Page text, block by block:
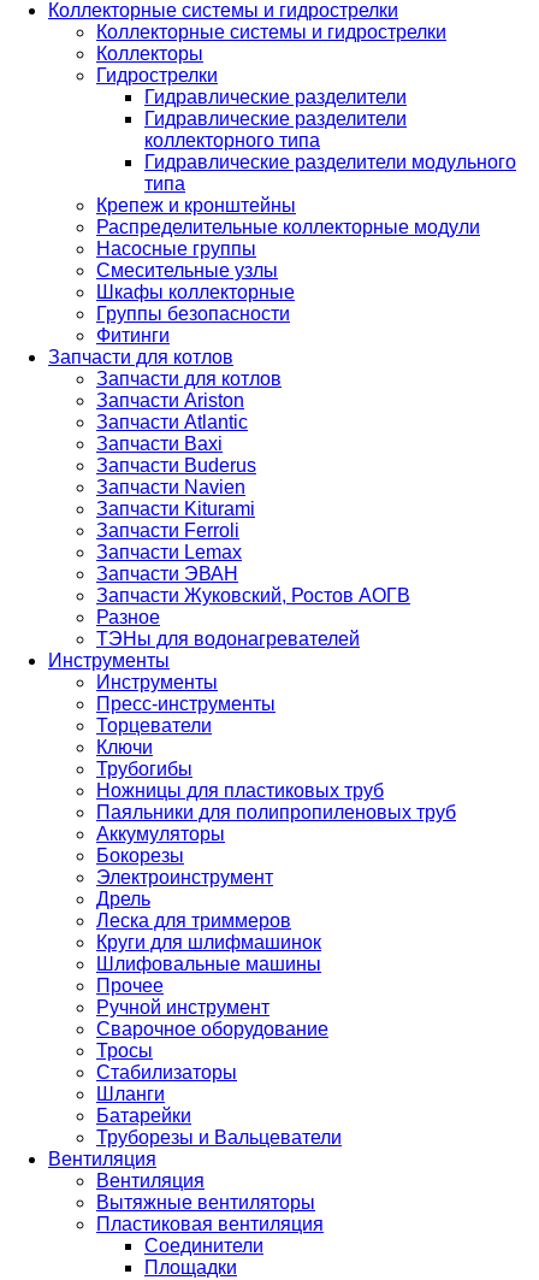
Коллекторные системы и гидрострелки
Коллекторные системы и гидрострелки
Коллекторы
Гидрострелки
Гидравлические разделители
Гидравлические разделители
коллекторного типа
Гидравлические разделители модульного
типа
Крепеж и кронштейны
Распределительные коллекторные модули
Насосные группы
Смесительные узлы
Шкафы коллекторные
Группы безопасности
Фитинги
Запчасти для котлов
Запчасти для котлов
Запчасти Ariston
Запчасти Atlantic
Запчасти Baxi
Запчасти Buderus
Запчасти Navien
Запчасти Kiturami
Запчасти Ferroli
Запчасти Lemax
Запчасти ЭВАН
Запчасти Жуковский, Ростов АОГВ
Разное
ТЭНы для водонагревателей
Инструменты
Инструменты
Пресс-инструменты
Торцеватели
Ключи
Трубогибы
Ножницы для пластиковых труб
Паяльники для полипропиленовых труб
Аккумуляторы
Бокорезы
Электроинструмент
Дрель
Леска для триммеров
Круги для шлифмашинок
Шлифовальные машины
Прочее
Ручной инструмент
Сварочное оборудование
Тросы
Стабилизаторы
Шланги
Батарейки
Труборезы и Вальцеватели
Вентиляция
Вентиляция
Вытяжные вентиляторы
Пластиковая вентиляция
Соединители
Площадки